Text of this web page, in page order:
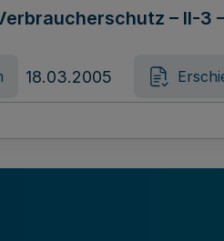
– II-3 –
18.03.2005